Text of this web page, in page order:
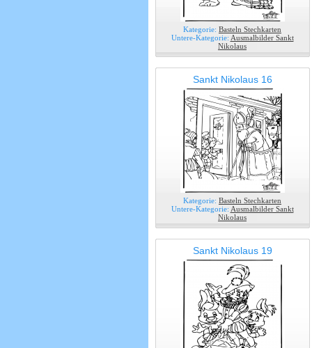
Kategorie: Basteln Stechkarten
Untere-Kategorie: Ausmalbilder Sankt
Nikolaus
Sankt Nikolaus 16
Kategorie: Basteln Stechkarten
Untere-Kategorie: Ausmalbilder Sankt
Nikolaus
Sankt Nikolaus 19